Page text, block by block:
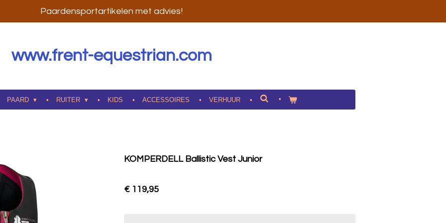
Paardensportartikelen met advies!
www.frent-equestrian.com
PAARD RUITER KIDS ACCESSOIRES VERHUUR
KOMPERDELL Ballistic Vest Junior
€ 119,95